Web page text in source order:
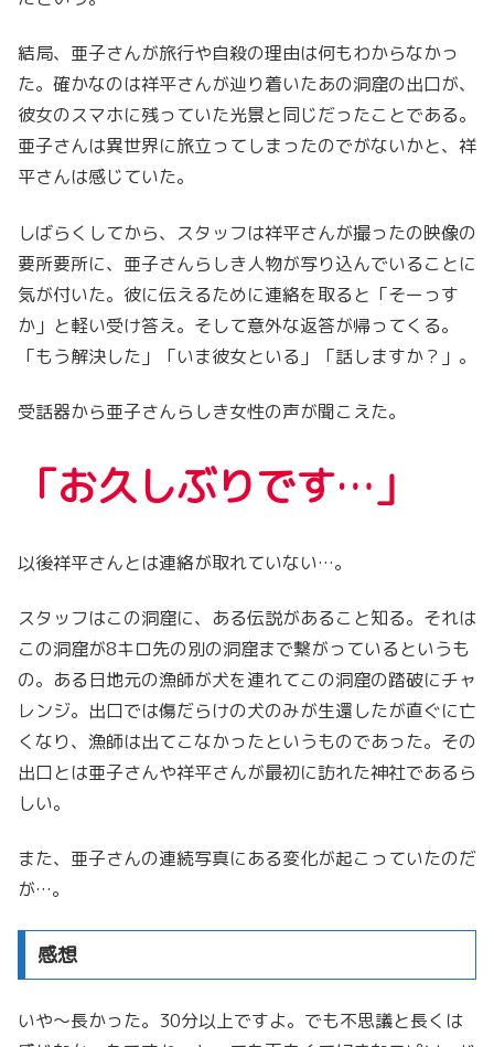
結局、亜子さんが旅行や自殺の理由は何もわからなかっ
た。確かなのは祥平さんが辿り着いたあの洞窟の出口が、
彼女のスマホに残っていた光景と同じだったことである。
亜子さんは異世界に旅立ってしまったのでがないかと、祥
平さんは感じていた。
しばらくしてから、スタッフは祥平さんが撮ったの映像の
要所要所に、亜子さんらしき人物が写り込んでいることに
気が付いた。彼に伝えるために連絡を取ると「そーっす
か」と軽い受け答え。そして意外な返答が帰ってくる。
「もう解決した」「いま彼女といる」「話しますか？」。
受話器から亜子さんらしき女性の声が聞こえた。
「お久しぶりです…」
以後祥平さんとは連絡が取れていない…。
スタッフはこの洞窟に、ある伝説があること知る。それは
この洞窟が8キロ先の別の洞窟まで繋がっているというも
の。ある日地元の漁師が犬を連れてこの洞窟の踏破にチャ
レンジ。出口では傷だらけの犬のみが生還したが直ぐに亡
くなり、漁師は出てこなかったというものであった。その
出口とは亜子さんや祥平さんが最初に訪れた神社であるら
しい。
また、亜子さんの連続写真にある変化が起こっていたのだ
が…。
感想
いや～長かった。30分以上ですよ。でも不思議と長くは